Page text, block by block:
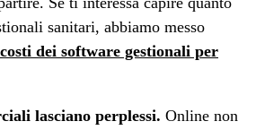
sanitari, abbiamo messo
costi dei software gestionali per
lasciano perplessi. Online non